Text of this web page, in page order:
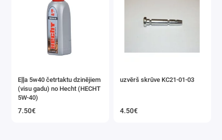
diapazonā noteikti iepriecinās sniega izmešanas
virzīšanu. Pateicoties šīm īpašībām, griezējs ir piemērots
tīrīšanai pat lielākās platībās.
Parametri:
Hecht 4-taktu dzinējs
Piedziņas veids: Iekšdedzes benzīna dzinējs
Dzinēja darba tilpums (cm3): 196
Jauda: 6.5 z.s.
Eļļa 5w40 četrtaktu dzinējiem
(visu gadu) no Hecht (HECHT
5W-40)
7.50€
uzvērš skrūve KC21-01-03
4.50€